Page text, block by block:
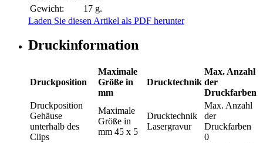
Gewicht:
17 g.
Laden Sie diesen Artikel als PDF herunter
Druckinformation
Druckposition
Maximale
Größe in
mm
Drucktechnik
Max. Anzahl
der
Druckfarben
Druckposition
Gehäuse
unterhalb des
Clips
Maximale
Größe in
mm 45 x 5
Drucktechnik
Lasergravur
Max. Anzahl
der
Druckfarben
0